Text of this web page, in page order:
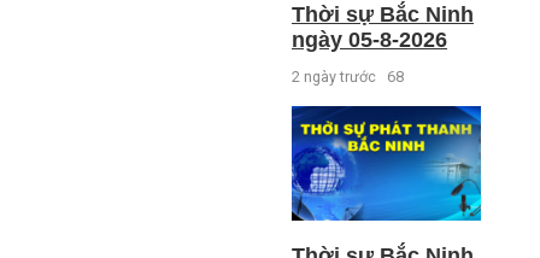
Thời sự Bắc Ninh
ngày 05-8-2026
2 ngày trước 68